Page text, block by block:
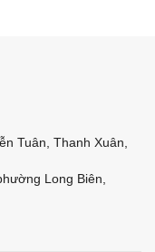
Tuân, Thanh Xuân,
Long Biên,